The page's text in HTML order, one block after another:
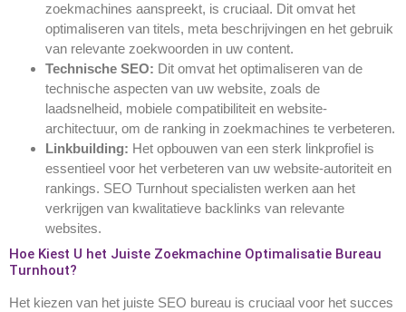
zoekmachines aanspreekt, is cruciaal. Dit omvat het
optimaliseren van titels, meta beschrijvingen en het gebruik
van relevante zoekwoorden in uw content.
Technische SEO: Dit omvat het optimaliseren van de
technische aspecten van uw website, zoals de
laadsnelheid, mobiele compatibiliteit en website-
architectuur, om de ranking in zoekmachines te verbeteren.
Linkbuilding: Het opbouwen van een sterk linkprofiel is
essentieel voor het verbeteren van uw website-autoriteit en
rankings. SEO Turnhout specialisten werken aan het
verkrijgen van kwalitatieve backlinks van relevante
websites.
Hoe Kiest U het Juiste Zoekmachine Optimalisatie Bureau
Turnhout?
Het kiezen van het juiste SEO bureau is cruciaal voor het succes